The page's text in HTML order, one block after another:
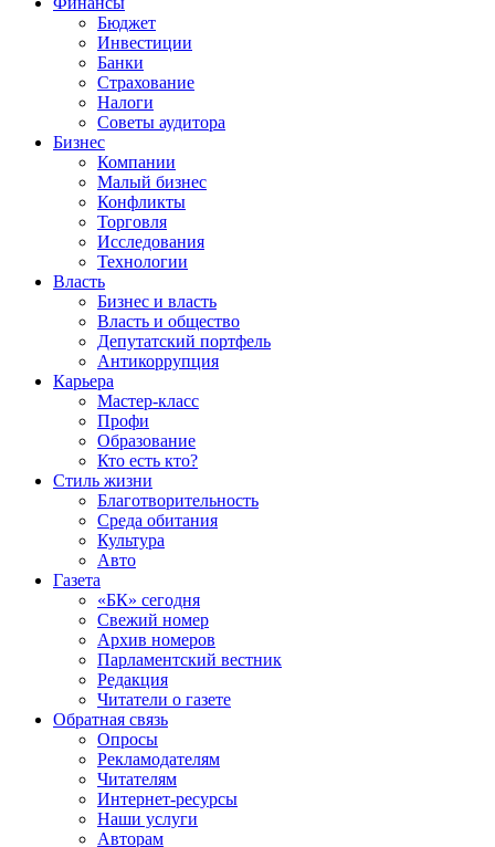
Бюджет
Инвестиции
Банки
Страхование
Налоги
Советы аудитора
Бизнес
Компании
Малый бизнес
Конфликты
Торговля
Исследования
Технологии
Власть
Бизнес и власть
Власть и общество
Депутатский портфель
Антикоррупция
Карьера
Мастер-класс
Профи
Образование
Кто есть кто?
Стиль жизни
Благотворительность
Среда обитания
Культура
Авто
Газета
«БК» сегодня
Свежий номер
Архив номеров
Парламентский вестник
Редакция
Читатели о газете
Обратная связь
Опросы
Рекламодателям
Читателям
Интернет-ресурсы
Наши услуги
Авторам